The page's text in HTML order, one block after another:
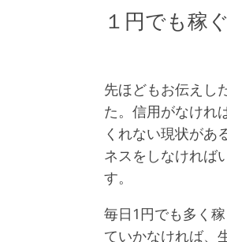
１円でも稼
先ほどもお伝えし
た。信用がなけれ
くれない現状があ
ネスをしなければ
す。
毎日1円でも多く
ていかなければ、